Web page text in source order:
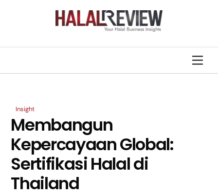
Membangun
Kepercayaan Global:
Sertifikasi Halal di
Thailand
Insight
To
Top